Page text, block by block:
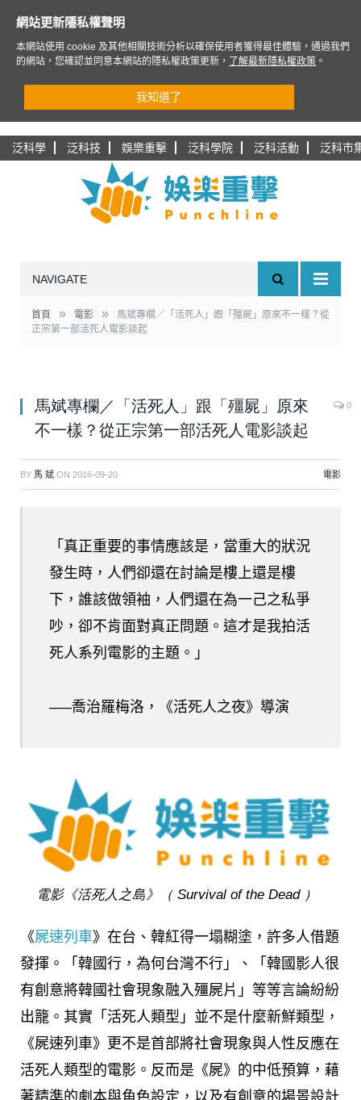
泛科學 泛科技 娛樂重擊 泛科學院 泛科活動 泛科市
NAVIGATE
首頁 » 電影 »
馬斌專欄／「活死人」跟「殭屍」原來不一樣？從
正宗第一部活死人電影談起
馬斌專欄／「活死人」跟「殭屍」原來
不一樣？從正宗第一部活死人電影談起
0
BY 馬 斌 ON 2016-09-20 電影
「真正重要的事情應該是，當重大的狀況
發生時，人們卻還在討論是樓上還是樓
下，誰該做領袖，人們還在為一己之私爭
吵，卻不肯面對真正問題。這才是我拍活
死人系列電影的主題。」
—–喬治羅梅洛，《活死人之夜》導演
電影《活死人之島》（ Survival of the Dead ）
《屍速列車》在台、韓紅得一塌糊塗，許多人借題
發揮。「韓國行，為何台灣不行」、「韓國影人很
有創意將韓國社會現象融入殭屍片」等等言論紛紛
出籠。其實「活死人類型」並不是什麼新鮮類型，
《屍速列車》更不是首部將社會現象與人性反應在
活死人類型的電影。反而是《屍》的中低預算，藉
網站更新隱私權聲明
本網站使用 cookie 及其他相關技術分析以確保使用者獲得最佳體驗，通過我們
的網站，您確認並同意本網站的隱私權政策更新，
了解最新隱私權政策 。
我知道了